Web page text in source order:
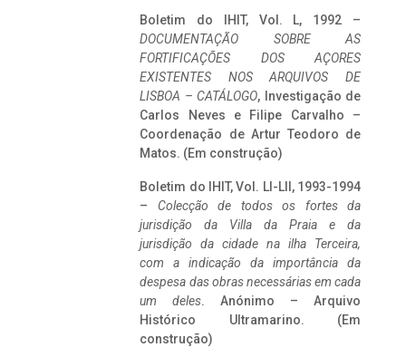
Boletim do IHIT, Vol. L, 1992 –
DOCUMENTAÇÃO SOBRE AS
FORTIFICAÇÕES DOS AÇORES
EXISTENTES NOS ARQUIVOS DE
LISBOA – CATÁLOGO, Investigação de
Carlos Neves e Filipe Carvalho –
Coordenação de Artur Teodoro de
Matos. (Em construção)
Boletim do IHIT, Vol. LI-LII, 1993-1994
– Colecção de todos os fortes da
jurisdição da Villa da Praia e da
jurisdição da cidade na ilha Terceira,
com a indicação da importância da
despesa das obras necessárias em cada
um deles. Anónimo – Arquivo
Histórico Ultramarino. (Em
construção)